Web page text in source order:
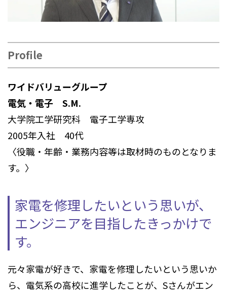
Profile
ワイドバリューグループ
電気・電子 S.M.
大学院工学研究科 電子工学専攻
2005年入社 40代
〈役職・年齢・業務内容等は取材時のものとなりま
す。〉
家電を修理したいという思いが、
エンジニアを目指したきっかけで
す。
元々家電が好きで、家電を修理したいという思いか
ら、電気系の高校に進学したことが、Sさんがエン